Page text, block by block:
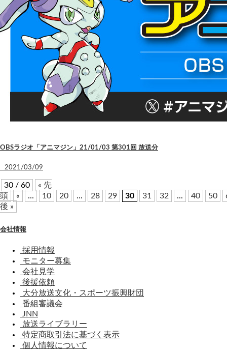
OBSラジオ「アニマジン」21/01/03 第301回 放送分
2021/03/09
30 / 60
« 先
頭
« ... 10 20 ... 28 29 30 31 32 ... 40 50
後 »
会社情報
採用情報
モニター募集
会社見学
後援依頼
大分放送文化・スポーツ振興財団
番組審議会
JNN
放送ライブラリー
特定商取引法に基づく表示
個人情報について